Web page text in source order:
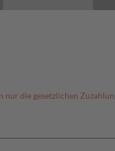
nur die gesetzlichen